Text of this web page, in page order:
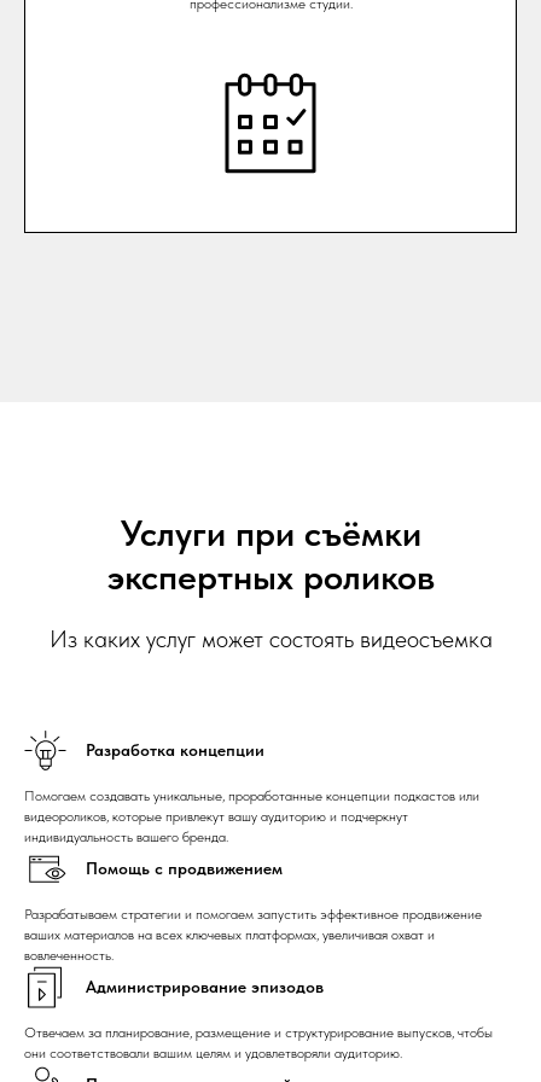
профессионализме студии.
Услуги при съёмки
экспертных роликов
Из каких услуг может состоять видеосъемка
Разработка концепции
Помогаем создавать уникальные, проработанные концепции подкастов или
видеороликов, которые привлекут вашу аудиторию и подчеркнут
индивидуальность вашего бренда.
Помощь с продвижением
Разрабатываем стратегии и помогаем запустить эффективное продвижение
ваших материалов на всех ключевых платформах, увеличивая охват и
вовлеченность.
Администрирование эпизодов
Отвечаем за планирование, размещение и структурирование выпусков, чтобы
они соответствовали вашим целям и удовлетворяли аудиторию.